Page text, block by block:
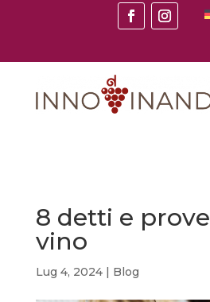
8 detti e
vino
Lug 4, 2024| Blog